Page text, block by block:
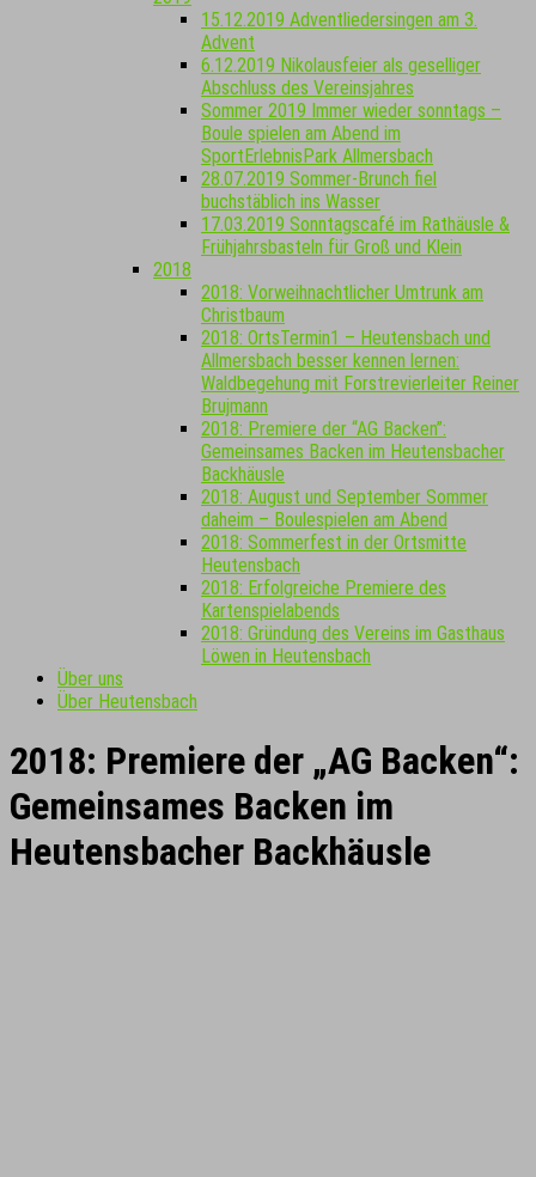
15.12.2019 Adventliedersingen am 3.
Advent
6.12.2019 Nikolausfeier als geselliger
Abschluss des Vereinsjahres
Sommer 2019 Immer wieder sonntags –
Boule spielen am Abend im
SportErlebnisPark Allmersbach
28.07.2019 Sommer-Brunch fiel
buchstäblich ins Wasser
17.03.2019 Sonntagscafé im Rathäusle &
Frühjahrsbasteln für Groß und Klein
2018
2018: Vorweihnachtlicher Umtrunk am
Christbaum
2018: OrtsTermin1 – Heutensbach und
Allmersbach besser kennen lernen:
Waldbegehung mit Forstrevierleiter Reiner
Brujmann
2018: Premiere der “AG Backen”:
Gemeinsames Backen im Heutensbacher
Backhäusle
2018: August und September Sommer
daheim – Boulespielen am Abend
2018: Sommerfest in der Ortsmitte
Heutensbach
2018: Erfolgreiche Premiere des
Kartenspielabends
2018: Gründung des Vereins im Gasthaus
Löwen in Heutensbach
Über uns
Über Heutensbach
2018: Premiere der „AG Backen“:
Gemeinsames Backen im
Heutensbacher Backhäusle